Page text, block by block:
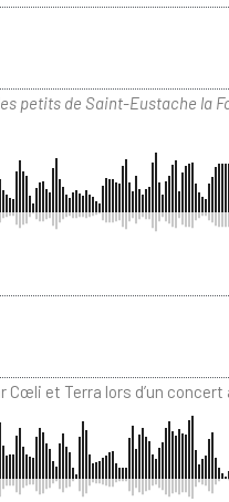
petits de Saint-Eustache la
Cœli et Terra lors d’un concert